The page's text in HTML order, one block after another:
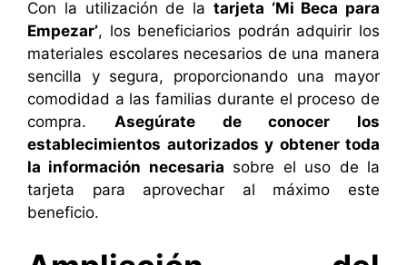
Con la utilización de la tarjeta ‘Mi Beca para
Empezar’, los beneficiarios podrán adquirir los
materiales escolares necesarios de una manera
sencilla y segura, proporcionando una mayor
comodidad a las familias durante el proceso de
compra. Asegúrate de conocer los
establecimientos autorizados y obtener toda
la información necesaria sobre el uso de la
tarjeta para aprovechar al máximo este
beneficio.